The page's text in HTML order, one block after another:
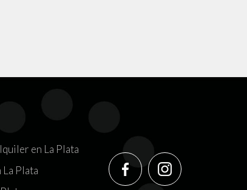
en La Plata
Plata